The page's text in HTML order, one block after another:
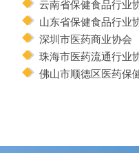
云南省保健食品行业
山东省保健食品行业
深圳市医药商业协会
珠海市医药流通行业
佛山市顺德区医药保